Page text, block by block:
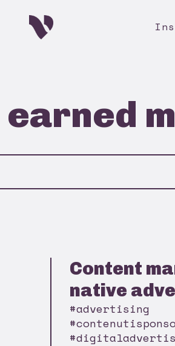
Content
native
#advertising